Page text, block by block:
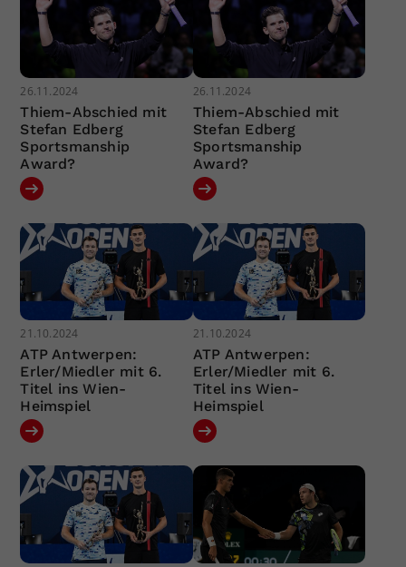
26.11.2024
Thiem-Abschied mit
Stefan Edberg
Sportsmanship
Award?
26.11.2024
Thiem-Abschied mit
Stefan Edberg
Sportsmanship
Award?
21.10.2024
ATP Antwerpen:
Erler/Miedler mit 6.
Titel ins Wien-
Heimspiel
21.10.2024
ATP Antwerpen:
Erler/Miedler mit 6.
Titel ins Wien-
Heimspiel